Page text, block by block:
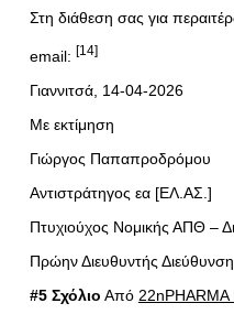
Στη διάθεση σας για
email: [14]
Γιαννιτσά, 14-04-2026
Με εκτίμηση
Γιώργος Παπαπροδρόμου
Αντιστράτηγος εα [ΕΛ.ΑΣ.]
Πτυχιούχος Νομικής ΑΠΘ –
Πρώην Διευθυντής
#5 Σχόλιο Από 22nPHARMA